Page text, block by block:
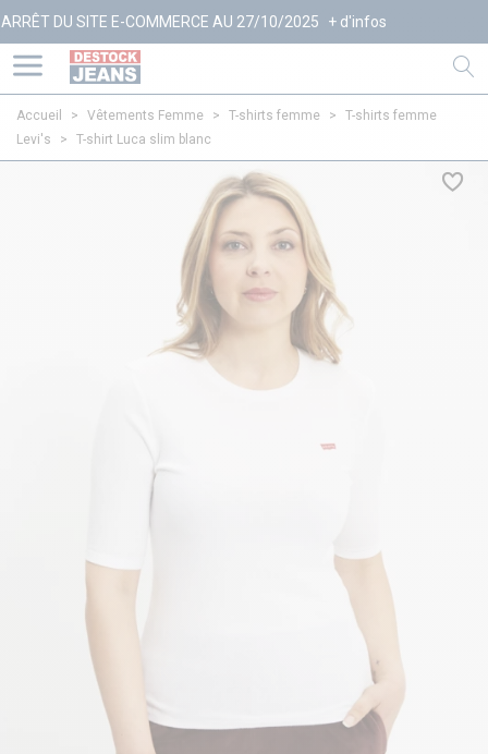
SITE E-COMMERCE AU 27/10/2025 + d'infos
Accueil > Vêtements Femme > T-shirts femme >
T-shirts femme
Levi's
> T-shirt Luca slim blanc